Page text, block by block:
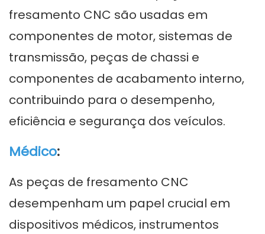
fresamento CNC são usadas em
componentes de motor, sistemas de
transmissão, peças de chassi e
componentes de acabamento interno,
contribuindo para o desempenho,
eficiência e segurança dos veículos.
Médico:
As peças de fresamento CNC
desempenham um papel crucial em
dispositivos médicos, instrumentos